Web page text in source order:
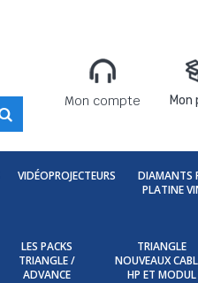
Mon compte
Mon
VIDÉOPROJECTEURS
DIAMANTS
PLATINE
LES PACKS
TRIANGLE /
ADVANCE
TRIANGLE
NOUVEAUX
HP ET MODUL